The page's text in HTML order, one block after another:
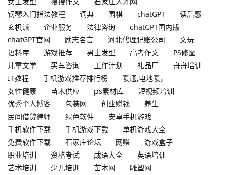
钢琴入门指法教程
词典 围棋 chatGPT
读后感
玄机派
企业服务 法律咨询
chatGPT国内版
chatGPT官网
励志名言 河北代理记账公司
文玩
语料库
游戏推荐 男士发型 高考作文
PS修图
儿童文学
买车咨询 工作计划 礼品厂
舟舟培训
IT教程
手机游戏推荐排行榜
暖通,电地暖，
女性健康
苗木供应 ps素材库
短视频培训
优秀个人博客
包装网 创业赚钱
养生
民间借贷律师
绿色软件
安卓手机游戏
手机软件下载
手机游戏下载
单机游戏大全
免费软件下载
石家庄论坛 网赚
游戏盒子
职业培训
资格考试 成语大全
英语培训
艺术培训
少儿培训 苗木网
雕塑网